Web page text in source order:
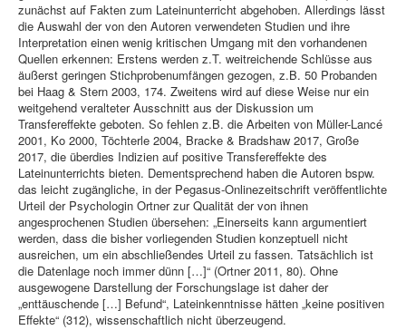
zunächst auf Fakten zum Lateinunterricht abgehoben. Allerdings lässt
die Auswahl der von den Autoren verwendeten Studien und ihre
Interpretation einen wenig kritischen Umgang mit den vorhandenen
Quellen erkennen: Erstens werden z.T. weitreichende Schlüsse aus
äußerst geringen Stichprobenumfängen gezogen, z.B. 50 Probanden
bei Haag & Stern 2003, 174. Zweitens wird auf diese Weise nur ein
weitgehend veralteter Ausschnitt aus der Diskussion um
Transfereffekte geboten. So fehlen z.B. die Arbeiten von Müller-Lancé
2001, Ko 2000, Töchterle 2004, Bracke & Bradshaw 2017, Große
2017, die überdies Indizien auf positive Transfereffekte des
Lateinunterrichts bieten. Dementsprechend haben die Autoren bspw.
das leicht zugängliche, in der Pegasus-Onlinezeitschrift veröffentlichte
Urteil der Psychologin Ortner zur Qualität der von ihnen
angesprochenen Studien übersehen: „Einerseits kann argumentiert
werden, dass die bisher vorliegenden Studien konzeptuell nicht
ausreichen, um ein abschließendes Urteil zu fassen. Tatsächlich ist
die Datenlage noch immer dünn […]“ (Ortner 2011, 80). Ohne
ausgewogene Darstellung der Forschungslage ist daher der
„enttäuschende […] Befund“, Lateinkenntnisse hätten „keine positiven
Effekte“ (312), wissenschaftlich nicht überzeugend.